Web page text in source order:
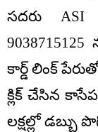
సదరు
కార్డ్ లింక్
క్లిక్ చేసిన
లక్షల్లో డబ్బు